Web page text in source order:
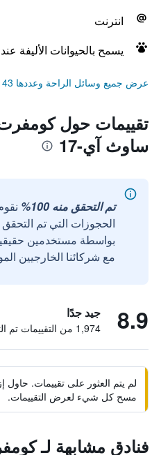
انترنت
يسمح بالحيوانات الأليفة
عرض جميع وسائل الراحة وعددها 43
تقييمات حول
ساوث آي-17
تم التحقق منه 100%
الحجوزات التي تم
مع شركائنا الخارجيين
8.9 جيد جدًا
1,974 من التقييمات تم التحقق منها
لم يتم العثور على تقييمات. حاول
مسح كل شيء لعرض التقييمات.
فنادق مشابهة لـ